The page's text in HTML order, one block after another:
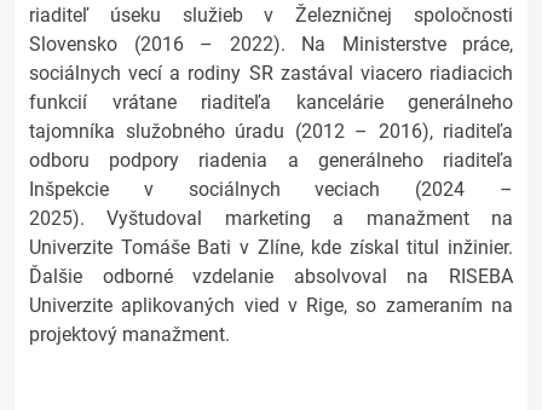
riaditeľ úseku služieb v Železničnej spoločnosti
Slovensko (2016 – 2022). Na Ministerstve práce,
sociálnych vecí a rodiny SR zastával viacero riadiacich
funkcií vrátane riaditeľa kancelárie generálneho
tajomníka služobného úradu (2012 – 2016), riaditeľa
odboru podpory riadenia a generálneho riaditeľa
Inšpekcie v sociálnych veciach (2024 –
2025). Vyštudoval marketing a manažment na
Univerzite Tomáše Bati v Zlíne, kde získal titul inžinier.
Ďalšie odborné vzdelanie absolvoval na RISEBA
Univerzite aplikovaných vied v Rige, so zameraním na
projektový manažment.